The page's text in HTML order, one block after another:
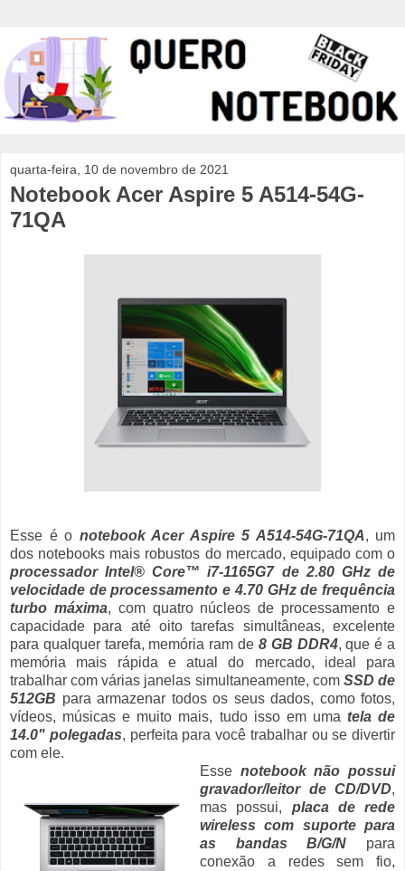
quarta-feira, 10 de novembro de 2021
Notebook Acer Aspire 5 A514-54G-
71QA
Esse é o notebook Acer Aspire 5 A514-54G-71QA, um
dos notebooks mais robustos do mercado, equipado com o
processador Intel® Core™ i7-1165G7 de 2.80 GHz de
velocidade de processamento e 4.70 GHz de frequência
turbo máxima, com quatro núcleos de processamento e
capacidade para até oito tarefas simultâneas, excelente
para qualquer tarefa, memória ram de 8 GB DDR4, que é a
memória mais rápida e atual do mercado, ideal para
trabalhar com várias janelas simultaneamente, com SSD de
512GB para armazenar todos os seus dados, como fotos,
vídeos, músicas e muito mais, tudo isso em uma tela de
14.0" polegadas, perfeita para você trabalhar ou se divertir
com ele.
Esse notebook não possui
gravador/leitor de CD/DVD,
mas possui, placa de rede
wireless com suporte para
as bandas B/G/N para
conexão a redes sem fio,